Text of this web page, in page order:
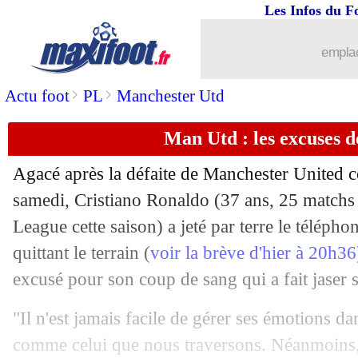
Actu foot> PL > Manchester Utd
Les Infos du
Man Utd : les excuses
Agacé après la défaite de Manchester United
samedi, Cristiano Ronaldo (37 ans, 25
League cette saison) a jeté par terre le
quittant le terrain (voir la brève d'hier à 20h36
excusé pour son coup de sang qui a fait jaser
"Il n'est jamais facile de gérer ses émotions
comme celui que nous traversons.
Metz: le constat accablant de Bronn
10/04 Bordeaux
10/04 Man Utd: Van Persie aurait recalé
10/04 L1 : Bordeaux 3-1 Metz (fini)
10/04 Ita.: Immobile voit triple avec la
10/04 L1: Monaco-Troyes, les compos
10/04 L1: Angers-Lille, les compos